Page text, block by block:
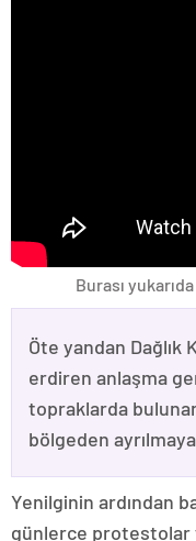
Burası
Öte yandan Dağlık
erdiren anlaşma
topraklarda
bölgeden
Yenilginin ardından
günlerce protestolar